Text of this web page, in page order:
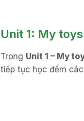
Unit 1: My toys
Trong Unit 1 – My
tiếp tục học đếm các